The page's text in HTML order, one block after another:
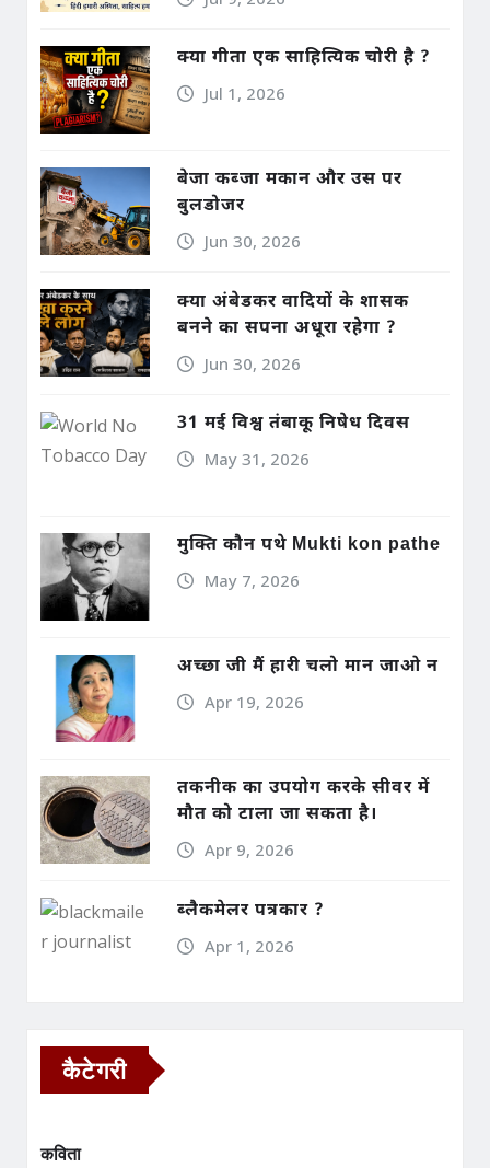
क्या गीता एक साहित्यिक चोरी है ?
Jul 1, 2026
बेजा कब्जा मकान और उस पर
बुलडोजर
Jun 30, 2026
क्या अंबेडकर वादियों के शासक
बनने का सपना अधूरा रहेगा ?
Jun 30, 2026
31 मई विश्व तंबाकू निषेध दिवस
May 31, 2026
मुक्ति कौन पथे Mukti kon pathe
May 7, 2026
अच्छा जी मैं हारी चलो मान जाओ न
Apr 19, 2026
तकनीक का उपयोग करके सीवर में
मौत को टाला जा सकता है।
Apr 9, 2026
ब्लैकमेलर पत्रकार ?
Apr 1, 2026
कैटेगरी
कविता